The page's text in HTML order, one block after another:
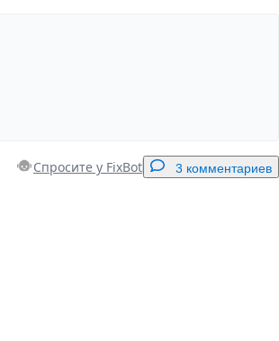
Спросите у FixBot 3 комментариев